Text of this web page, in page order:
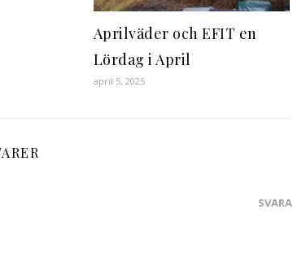
Aprilväder och EFIT en
Lördag i April
april 5, 2025
SVARA